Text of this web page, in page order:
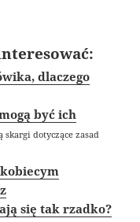
dlaczego
być ich
skargi dotyczące zasad
się tak rzadko?